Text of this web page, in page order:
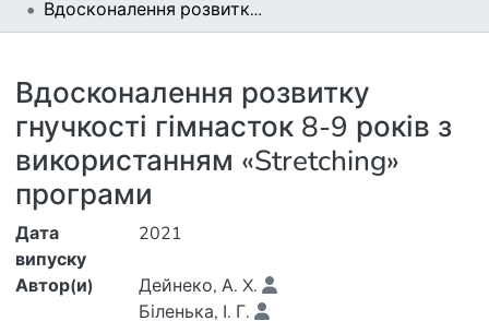
Вдосконалення розвитку гнучкості гімнасток 8-9 років з використанням «Stretching» програми
Вдосконалення розвитку
гнучкості гімнасток 8-9 років з
використанням «Stretching»
програми
Дата
випуску
2021
Автор(и)
Дейнеко, А. X.
Біленька, І. Г.